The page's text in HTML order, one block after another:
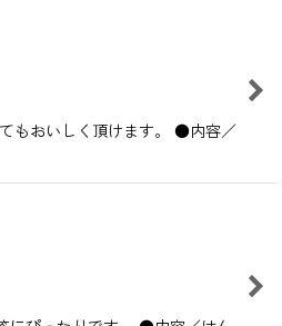
もおいしく頂けます。 ●内容／